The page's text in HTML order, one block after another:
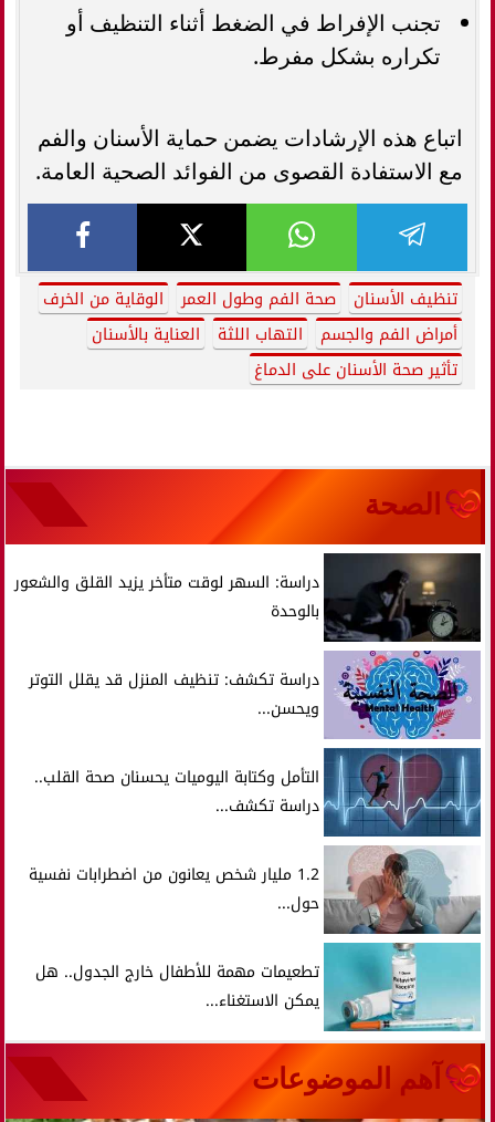
تجنب الإفراط في الضغط أثناء التنظيف أو
تكراره بشكل مفرط.
اتباع هذه الإرشادات يضمن حماية الأسنان والفم
مع الاستفادة القصوى من الفوائد الصحية العامة.
تنظيف الأسنان صحة الفم وطول العمر
الوقاية من الخرف
أمراض الفم والجسم
التهاب اللثة
العناية بالأسنان
تأثير صحة الأسنان على الدماغ
الصحة
دراسة: السهر لوقت متأخر يزيد القلق والشعور
بالوحدة
دراسة تكشف: تنظيف المنزل قد يقلل التوتر
ويحسن...
التأمل وكتابة اليوميات يحسنان صحة القلب..
دراسة تكشف...
1.2 مليار شخص يعانون من اضطرابات نفسية
حول...
تطعيمات مهمة للأطفال خارج الجدول.. هل
يمكن الاستغناء...
آهم الموضوعات